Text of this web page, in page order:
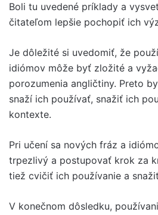
Boli tu uvedené príklady a
čitateľom lepšie pochopiť ich
Je dôležité si uvedomiť, že
idiómov môže byť zložité a
porozumenia angličtiny. Preto
snaží ich používať, snažiť ich
kontexte.
Pri učení sa nových fráz a
trpezlivý a postupovať krok za
tiež cvičiť ich používanie a
V konečnom dôsledku,